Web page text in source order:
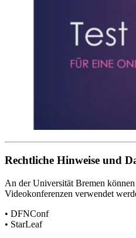
Rechtliche Hinweise und
An der Universität Bremen
Videokonferenzen verwendet
• DFNConf
• StarLeaf